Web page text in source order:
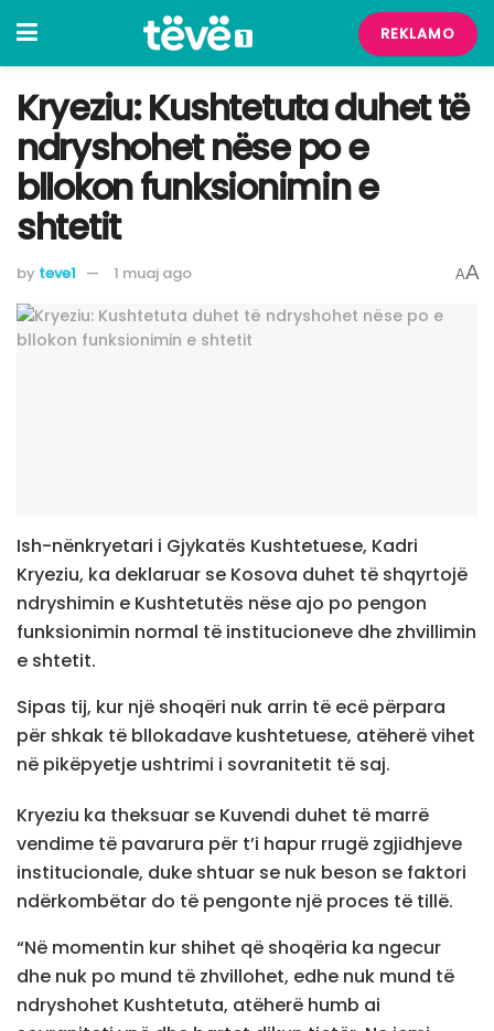
REKLAMO
Kryeziu: Kushtetuta duhet të
ndryshohet nëse po e
bllokon funksionimin e
shtetit
by teve1 1 muaj ago AA
Ish-nënkryetari i Gjykatës Kushtetuese, Kadri
Kryeziu, ka deklaruar se Kosova duhet të shqyrtojë
ndryshimin e Kushtetutës nëse ajo po pengon
funksionimin normal të institucioneve dhe zhvillimin
e shtetit.
Sipas tij, kur një shoqëri nuk arrin të ecë përpara
për shkak të bllokadave kushtetuese, atëherë vihet
në pikëpyetje ushtrimi i sovranitetit të saj.
Kryeziu ka theksuar se Kuvendi duhet të marrë
vendime të pavarura për t’i hapur rrugë zgjidhjeve
institucionale, duke shtuar se nuk beson se faktori
ndërkombëtar do të pengonte një proces të tillë.
“Në momentin kur shihet që shoqëria ka ngecur
dhe nuk po mund të zhvillohet, edhe nuk mund të
ndryshohet Kushtetuta, atëherë humb ai